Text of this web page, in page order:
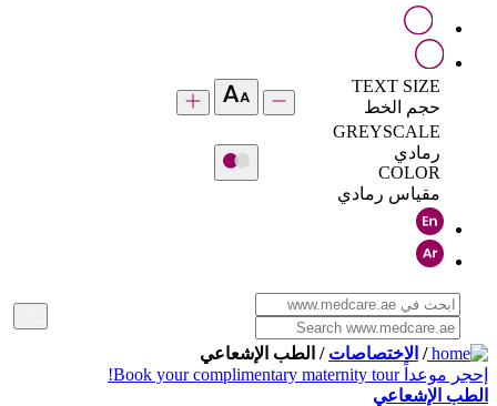
TEXT SIZE
حجم الخط
GREYSCALE
رمادي
COLOR
مقياس رمادي
/ الاختصاصات / الطب الإشعاعي
إحجر موعداًBook your complimentary maternity tour!
الطب الإشعاعي